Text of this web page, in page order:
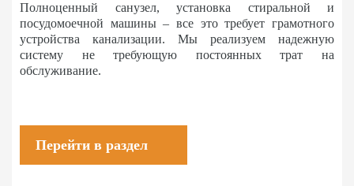
Полноценный санузел, установка стиральной и
посудомоечной машины – все это требует грамотного
устройства канализации. Мы реализуем надежную
систему не требующую постоянных трат на
обслуживание.
Перейти в раздел